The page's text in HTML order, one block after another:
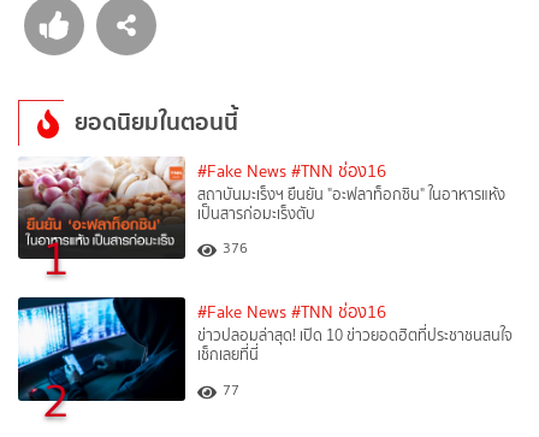
ยอดนิยมในตอนนี้
1
#Fake News #TNN ช่อง16
สถาบันมะเร็งฯ ยืนยัน "อะฟลาท็อกซิน" ในอาหารแห้ง
เป็นสารก่อมะเร็งตับ
376
2
#Fake News #TNN ช่อง16
ข่าวปลอมล่าสุด! เปิด 10 ข่าวยอดฮิตที่ประชาชนสนใจ
เช็กเลยที่นี่
77